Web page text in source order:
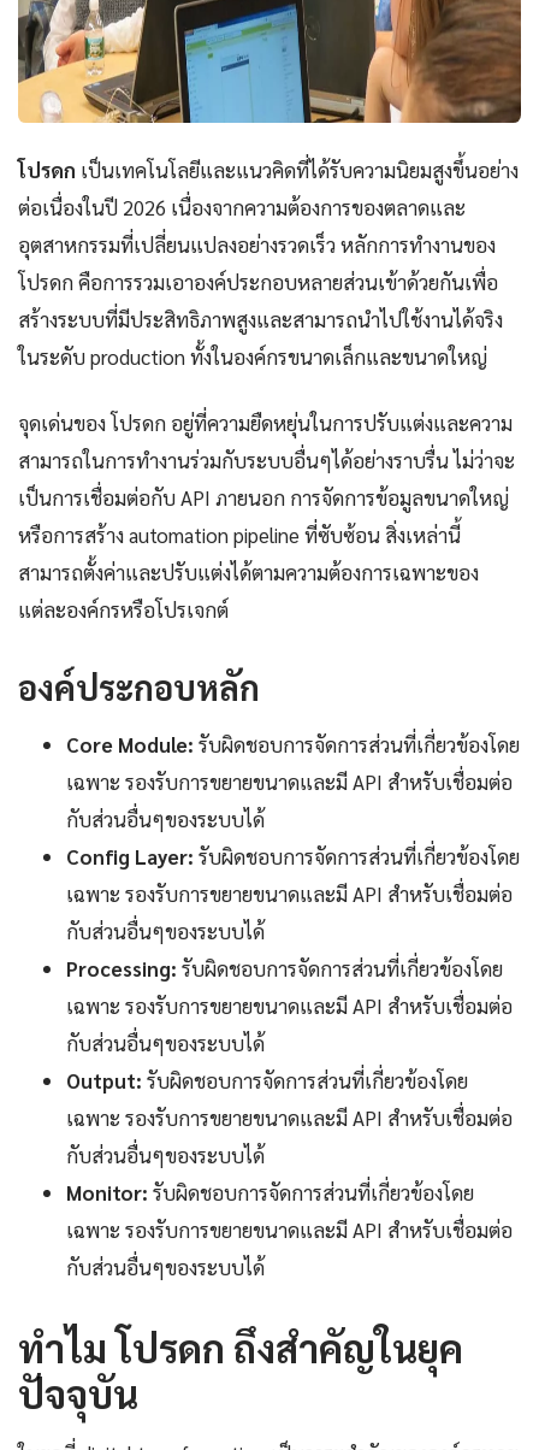
โปรดก เป็นเทคโนโลยีและแนวคิดที่ได้รับความนิยมสูงขึ้นอย่าง
ต่อเนื่องในปี 2026 เนื่องจากความต้องการของตลาดและ
อุตสาหกรรมที่เปลี่ยนแปลงอย่างรวดเร็ว หลักการทำงานของ
โปรดก คือการรวมเอาองค์ประกอบหลายส่วนเข้าด้วยกันเพื่อ
สร้างระบบที่มีประสิทธิภาพสูงและสามารถนำไปใช้งานได้จริง
ในระดับ production ทั้งในองค์กรขนาดเล็กและขนาดใหญ่
จุดเด่นของ โปรดก อยู่ที่ความยืดหยุ่นในการปรับแต่งและความ
สามารถในการทำงานร่วมกับระบบอื่นๆได้อย่างราบรื่น ไม่ว่าจะ
เป็นการเชื่อมต่อกับ API ภายนอก การจัดการข้อมูลขนาดใหญ่
หรือการสร้าง automation pipeline ที่ซับซ้อน สิ่งเหล่านี้
สามารถตั้งค่าและปรับแต่งได้ตามความต้องการเฉพาะของ
แต่ละองค์กรหรือโปรเจกต์
องค์ประกอบหลัก
Core Module: รับผิดชอบการจัดการส่วนที่เกี่ยวข้องโดย
เฉพาะ รองรับการขยายขนาดและมี API สำหรับเชื่อมต่อ
กับส่วนอื่นๆของระบบได้
Config Layer: รับผิดชอบการจัดการส่วนที่เกี่ยวข้องโดย
เฉพาะ รองรับการขยายขนาดและมี API สำหรับเชื่อมต่อ
กับส่วนอื่นๆของระบบได้
Processing: รับผิดชอบการจัดการส่วนที่เกี่ยวข้องโดย
เฉพาะ รองรับการขยายขนาดและมี API สำหรับเชื่อมต่อ
กับส่วนอื่นๆของระบบได้
Output: รับผิดชอบการจัดการส่วนที่เกี่ยวข้องโดย
เฉพาะ รองรับการขยายขนาดและมี API สำหรับเชื่อมต่อ
กับส่วนอื่นๆของระบบได้
Monitor: รับผิดชอบการจัดการส่วนที่เกี่ยวข้องโดย
เฉพาะ รองรับการขยายขนาดและมี API สำหรับเชื่อมต่อ
กับส่วนอื่นๆของระบบได้
ทำไม โปรดก ถึงสำคัญในยุค
ปัจจุบัน